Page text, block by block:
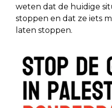
weten dat de huidige
stoppen en dat ze iets
laten stoppen.